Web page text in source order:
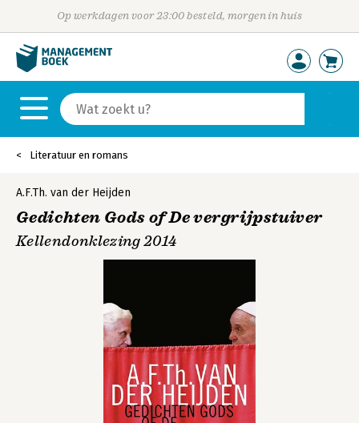
Op werkdagen voor 23:00 besteld, morgen in huis
Literatuur en romans
A.F.Th. van der Heijden
Gedichten Gods of De vergrijpstuiver
Kellendonklezing 2014